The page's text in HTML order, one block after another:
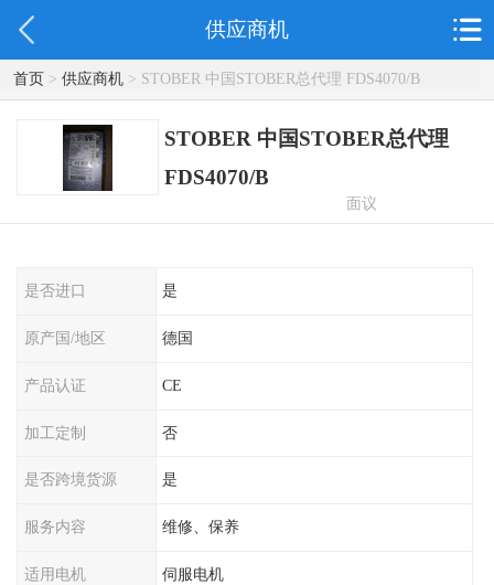
供应商机
首页> 供应商机> STOBER 中国STOBER总代理 FDS4070/B
STOBER 中国STOBER总代理
FDS4070/B
面议
是否进口 是
原产国/地区 德国
产品认证 CE
加工定制 否
是否跨境货源 是
服务内容 维修、保养
适用电机 伺服电机